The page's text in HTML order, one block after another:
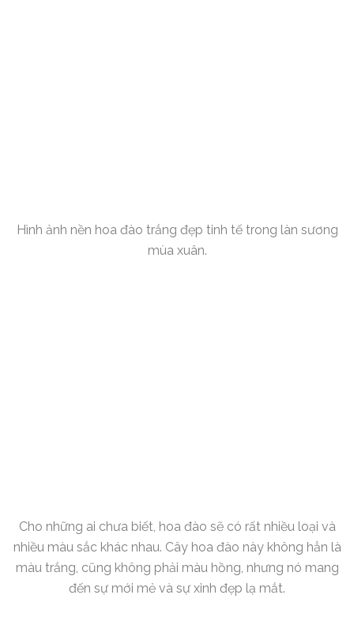
Hình ảnh nền hoa đào trắng đẹp tinh tế trong làn sương
mùa xuân.
Cho những ai chưa biết, hoa đào sẽ có rất nhiều loại và
nhiều màu sắc khác nhau. Cây hoa đào này không hẳn là
màu trắng, cũng không phải màu hồng, nhưng nó mang
đến sự mới mẻ và sự xinh đẹp lạ mắt.